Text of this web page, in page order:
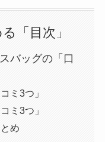
「目次」
バッグの「口
ミ3つ」
ミ3つ」
め